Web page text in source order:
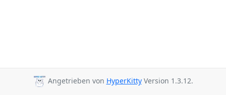
Angetrieben von HyperKittyVersion 1.3.12.